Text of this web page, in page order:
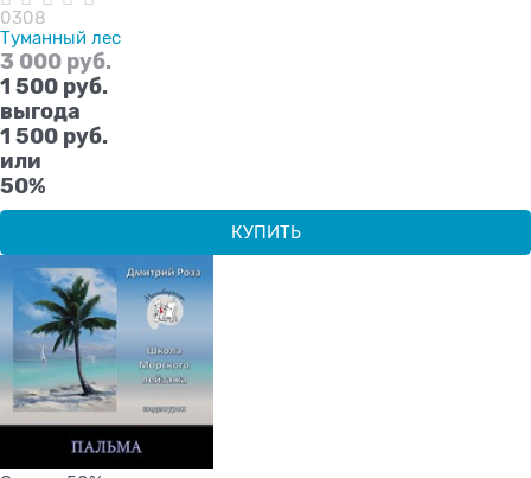
0308
Туманный лес
3 000 руб.
1 500 руб.
выгода
1 500 руб.
или
50%
КУПИТЬ